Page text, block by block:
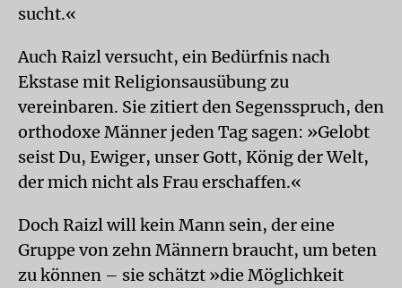
sucht.«
Auch Raizl versucht, ein Bedürfnis nach
Ekstase mit Religionsausübung zu
vereinbaren. Sie zitiert den Segensspruch, den
orthodoxe Männer jeden Tag sagen: »Gelobt
seist Du, Ewiger, unser Gott, König der Welt,
der mich nicht als Frau erschaffen.«
Doch Raizl will kein Mann sein, der eine
Gruppe von zehn Männern braucht, um beten
zu können – sie schätzt »die Möglichkeit